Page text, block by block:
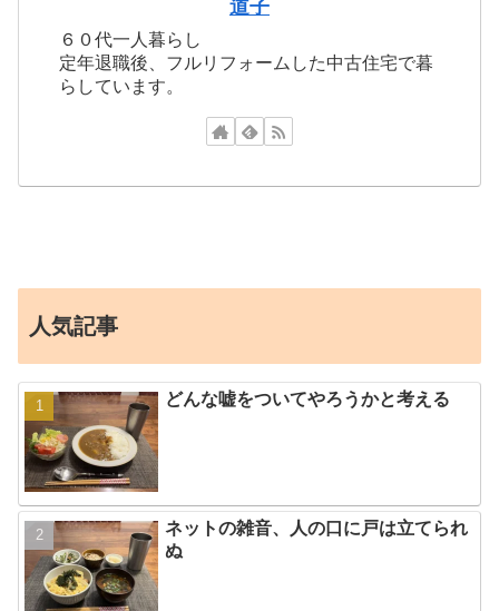
道子
６０代一人暮らし
定年退職後、フルリフォームした中古住宅で暮
らしています。
人気記事
どんな嘘をついてやろうかと考える
ネットの雑音、人の口に戸は立てられ
ぬ